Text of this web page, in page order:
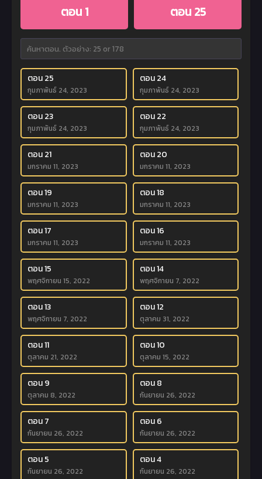
ตอน 1 ตอน 25
ตอน 25
กุมภาพันธ์ 24, 2023
ตอน 24
กุมภาพันธ์ 24, 2023
ตอน 23
กุมภาพันธ์ 24, 2023
ตอน 22
กุมภาพันธ์ 24, 2023
ตอน 21
มกราคม 11, 2023
ตอน 20
มกราคม 11, 2023
ตอน 19
มกราคม 11, 2023
ตอน 18
มกราคม 11, 2023
ตอน 17
มกราคม 11, 2023
ตอน 16
มกราคม 11, 2023
ตอน 15
พฤศจิกายน 15, 2022
ตอน 14
พฤศจิกายน 7, 2022
ตอน 13
พฤศจิกายน 7, 2022
ตอน 12
ตุลาคม 31, 2022
ตอน 11
ตุลาคม 21, 2022
ตอน 10
ตุลาคม 15, 2022
ตอน 9
ตุลาคม 8, 2022
ตอน 8
กันยายน 26, 2022
ตอน 7
กันยายน 26, 2022
ตอน 6
กันยายน 26, 2022
ตอน 5
กันยายน 26, 2022
ตอน 4
กันยายน 26, 2022